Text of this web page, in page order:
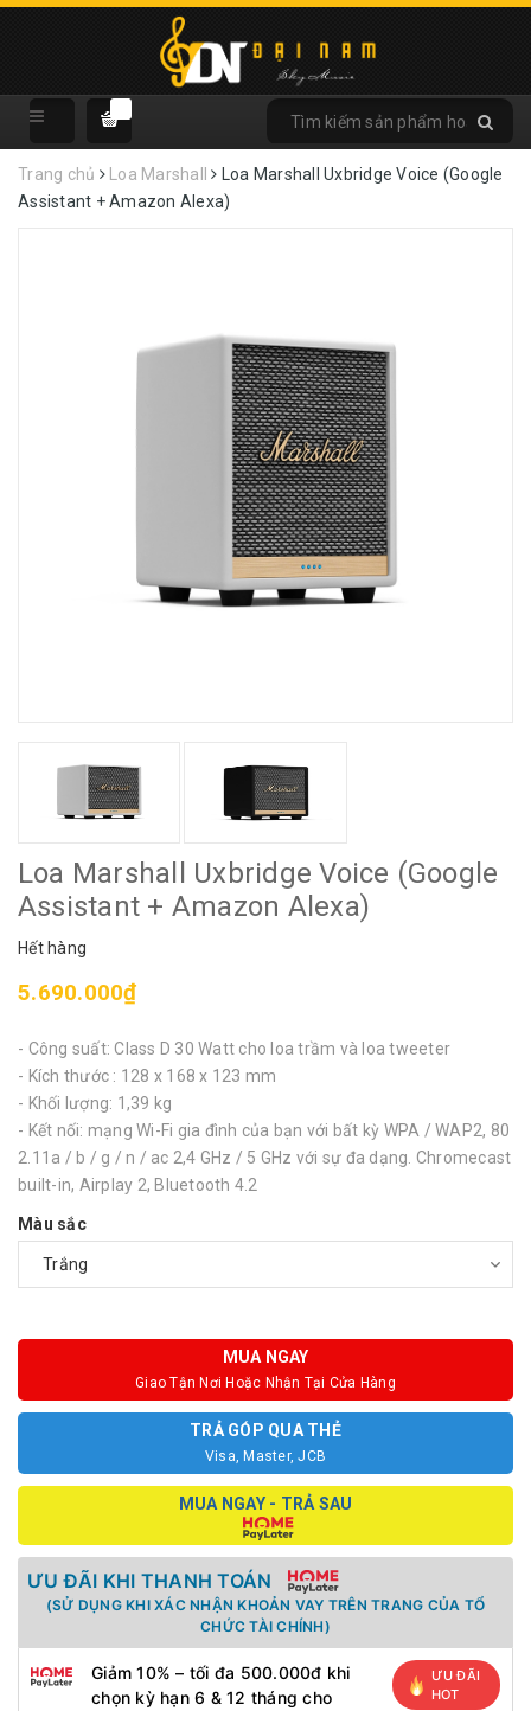
Trang chủ Loa Marshall
Loa Marshall Uxbridge Voice (Google
Assistant + Amazon Alexa)
Loa Marshall Uxbridge Voice (Google
Assistant + Amazon Alexa)
Hết hàng
5.690.000₫
- Công suất: Class D 30 Watt cho loa trầm và loa tweeter
- Kích thước : 128 x 168 x 123 mm
- Khối lượng: 1,39 kg
- Kết nối: mạng Wi-Fi gia đình của bạn với bất kỳ WPA / WAP2, 80
2.11a / b / g / n / ac 2,4 GHz / 5 GHz với sự đa dạng. Chromecast
built-in, Airplay 2, Bluetooth 4.2
Màu sắc
MUA NGAY
Giao Tận Nơi Hoặc Nhận Tại Cửa Hàng
TRẢ GÓP QUA THẺ
Visa, Master, JCB
MUA NGAY - TRẢ SAU
ƯU ĐÃI KHI THANH TOÁN
(SỬ DỤNG KHI XÁC NHẬN KHOẢN VAY TRÊN TRANG CỦA TỔ
CHỨC TÀI CHÍNH)
Giảm 10% – tối đa 500.000đ khi
chọn kỳ hạn 6 & 12 tháng cho
ƯU ĐÃI
HOT